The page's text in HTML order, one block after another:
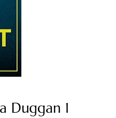
Duggan 1